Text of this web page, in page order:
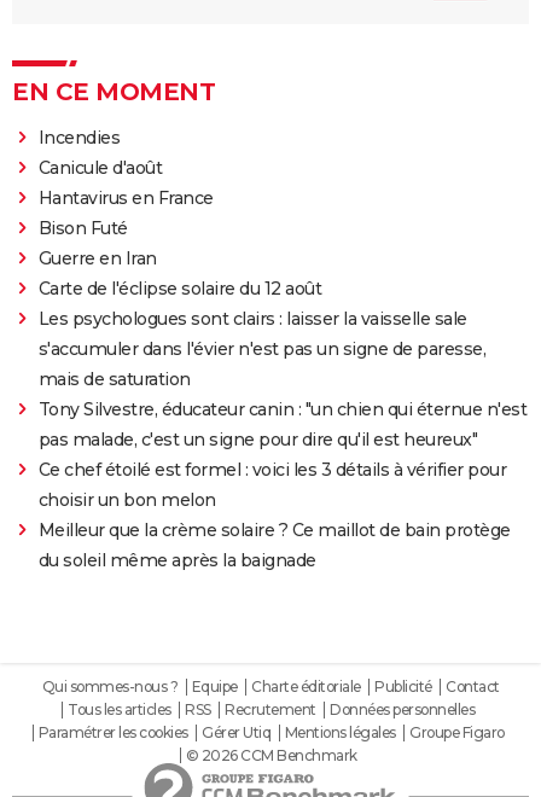
EN CE MOMENT
Incendies
Canicule d'août
Hantavirus en France
Bison Futé
Guerre en Iran
Carte de l'éclipse solaire du 12 août
Les psychologues sont clairs : laisser la vaisselle sale
s'accumuler dans l'évier n'est pas un signe de paresse,
mais de saturation
Tony Silvestre, éducateur canin : "un chien qui éternue n'est
pas malade, c'est un signe pour dire qu'il est heureux"
Ce chef étoilé est formel : voici les 3 détails à vérifier pour
choisir un bon melon
Meilleur que la crème solaire ? Ce maillot de bain protège
du soleil même après la baignade
Qui sommes-nous ? Equipe Charte éditoriale Publicité
Contact
Tous les articles
RSS Recrutement
Données personnelles
Paramétrer les cookies
Gérer Utiq Mentions légales
Groupe Figaro
© 2026 CCM Benchmark